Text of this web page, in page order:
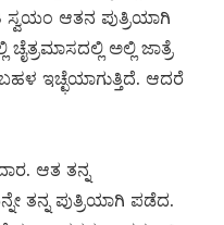
ಆತನ ಪುತ್ರಿಯಾಗಿ
ಅಲ್ಲಿ ಜಾತ್ರೆ
ಇಚ್ಛೆಯಾಗುತ್ತಿದೆ. ಆದರೆ
ಆತ ತನ್ನ
ತನ್ನ ಪುತ್ರಿಯಾಗಿ ಪಡೆದ.